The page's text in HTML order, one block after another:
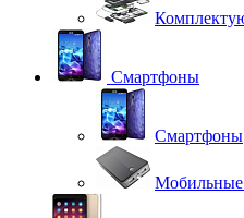
Смартфоны
Смартфоны
Мобильные